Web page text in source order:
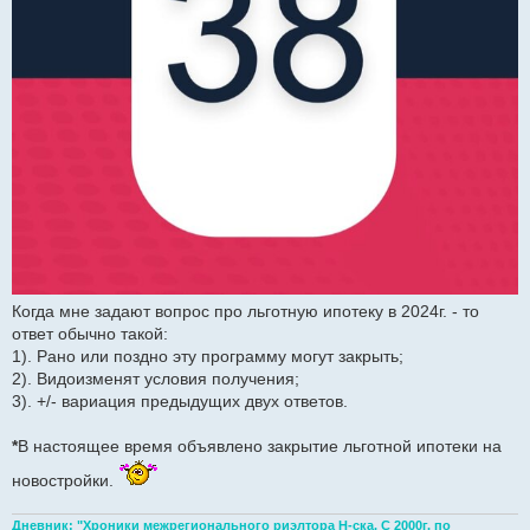
Когда мне задают вопрос про льготную ипотеку в 2024г. - то
ответ обычно такой:
1). Рано или поздно эту программу могут закрыть;
2). Видоизменят условия получения;
3). +/- вариация предыдущих двух ответов.
*В настоящее время объявлено закрытие льготной ипотеки на
новостройки.
Дневник: "Хроники межрегионального риэлтора Н-ска. С 2000г. по